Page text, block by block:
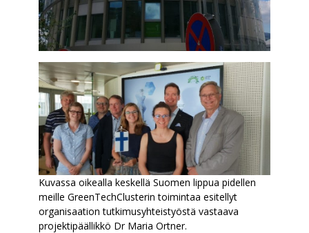
Kuvassa oikealla keskellä Suomen lippua pidellen
meille GreenTechClusterin toimintaa esitellyt
organisaation tutkimusyhteistyöstä vastaava
projektipäällikkö Dr Maria Ortner.